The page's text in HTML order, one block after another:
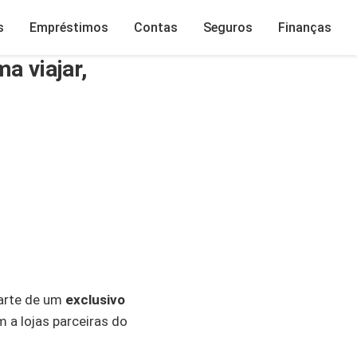
Empréstimos Contas Seguros Finanças
viajar,
de um exclusivo
a lojas parceiras do